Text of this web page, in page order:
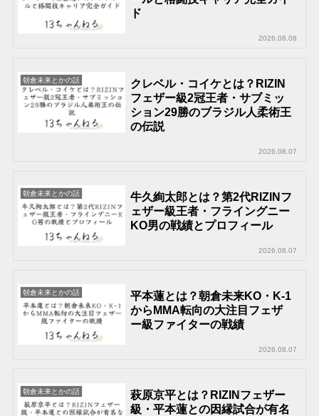
ド
2026.08.08
朝倉未来とかの話
クレベル・コイケとは？RIZIN
フェザー級2冠王者・サブミッ
ション29勝のブラジル人柔術王
の伝説
2026.08.07
朝倉未来とかの話
牛久絢太郎とは？第2代RIZINフ
ェザー級王者・フライングニー
KO男の戦績とプロフィール
2026.08.07
朝倉未来とかの話
平本蓮とは？朝倉未来KO・K-1
からMMA転向の大注目フェザ
ー級ファイターの戦績
2026.08.07
朝倉未来とかの話
萩原京平とは？RIZINフェザー
級・平本蓮との因縁試合が有名